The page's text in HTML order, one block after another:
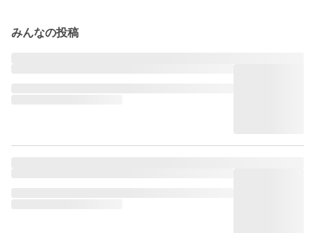
みんなの投稿